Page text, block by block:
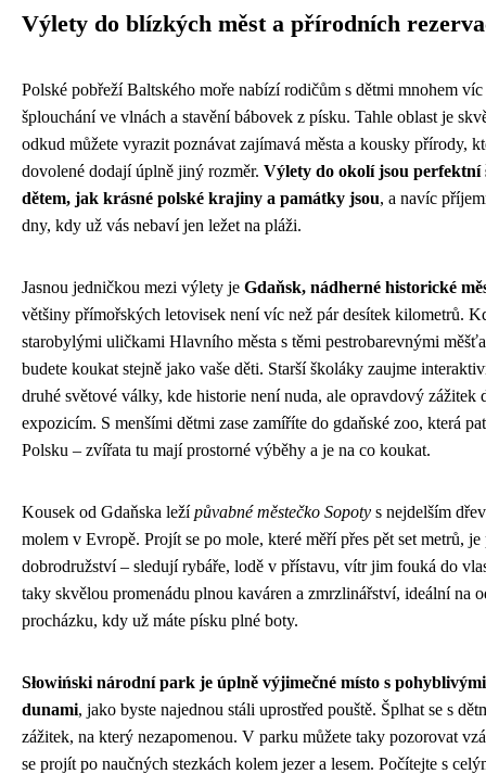
Výlety do blízkých měst a přírodních
Polské pobřeží Baltského moře nabízí rodičům s dětmi mnohem víc
šplouchání ve vlnách a stavění bábovek z písku. Tahle oblast je
odkud můžete vyrazit poznávat zajímavá města a kousky přírody,
dovolené dodají úplně jiný rozměr. Výlety do okolí jsou perfektní
dětem, jak krásné polské krajiny a památky jsou, a navíc
dny, kdy už vás nebaví jen ležet na pláži.
Jasnou jedničkou mezi výlety je Gdaňsk, nádherné historické
většiny přímořských letovisek není víc než pár desítek kilometrů.
starobylými uličkami Hlavního města s těmi pestrobarevnými
budete koukat stejně jako vaše děti. Starší školáky zaujme
druhé světové války, kde historie není nuda, ale opravdový zážitek
expozicím. S menšími dětmi zase zamíříte do gdaňské zoo, která
Polsku – zvířata tu mají prostorné výběhy a je na co koukat.
Kousek od Gdaňska ležípůvabné městečko Sopoty s nejdelším
molem v Evropě. Projít se po mole, které měří přes pět set metrů, je
dobrodružství – sledují rybáře, lodě v přístavu, vítr jim fouká do
taky skvělou promenádu plnou kaváren a zmrzlinářství, ideální na
procházku, kdy už máte písku plné boty.
Słowiński národní park je úplně výjimečné místo s
dunami, jako byste najednou stáli uprostřed pouště. Šplhat se s
zážitek, na který nezapomenou. V parku můžete taky pozorovat
se projít po naučných stezkách kolem jezer a lesem. Počítejte s